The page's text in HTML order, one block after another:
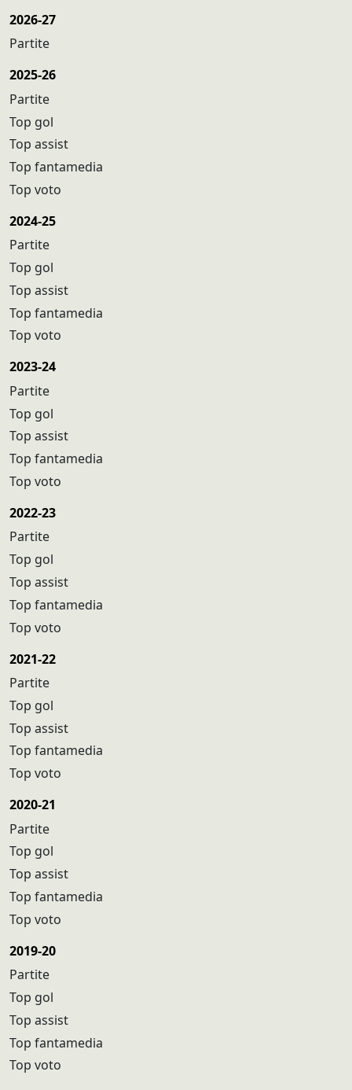
2026-27
Partite
2025-26
Partite
Top gol
Top assist
Top fantamedia
Top voto
2024-25
Partite
Top gol
Top assist
Top fantamedia
Top voto
2023-24
Partite
Top gol
Top assist
Top fantamedia
Top voto
2022-23
Partite
Top gol
Top assist
Top fantamedia
Top voto
2021-22
Partite
Top gol
Top assist
Top fantamedia
Top voto
2020-21
Partite
Top gol
Top assist
Top fantamedia
Top voto
2019-20
Partite
Top gol
Top assist
Top fantamedia
Top voto